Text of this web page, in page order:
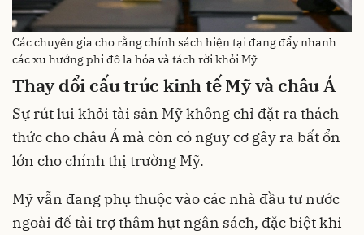
Các chuyên gia cho rằng chính sách hiện tại đang đẩy nhanh
các xu hướng phi đô la hóa và tách rời khỏi Mỹ
Thay đổi cấu trúc kinh tế Mỹ và châu Á
Sự rút lui khỏi tài sản Mỹ không chỉ đặt ra thách
thức cho châu Á mà còn có nguy cơ gây ra bất ổn
lớn cho chính thị trường Mỹ.
Mỹ vẫn đang phụ thuộc vào các nhà đầu tư nước
ngoài để tài trợ thâm hụt ngân sách, đặc biệt khi